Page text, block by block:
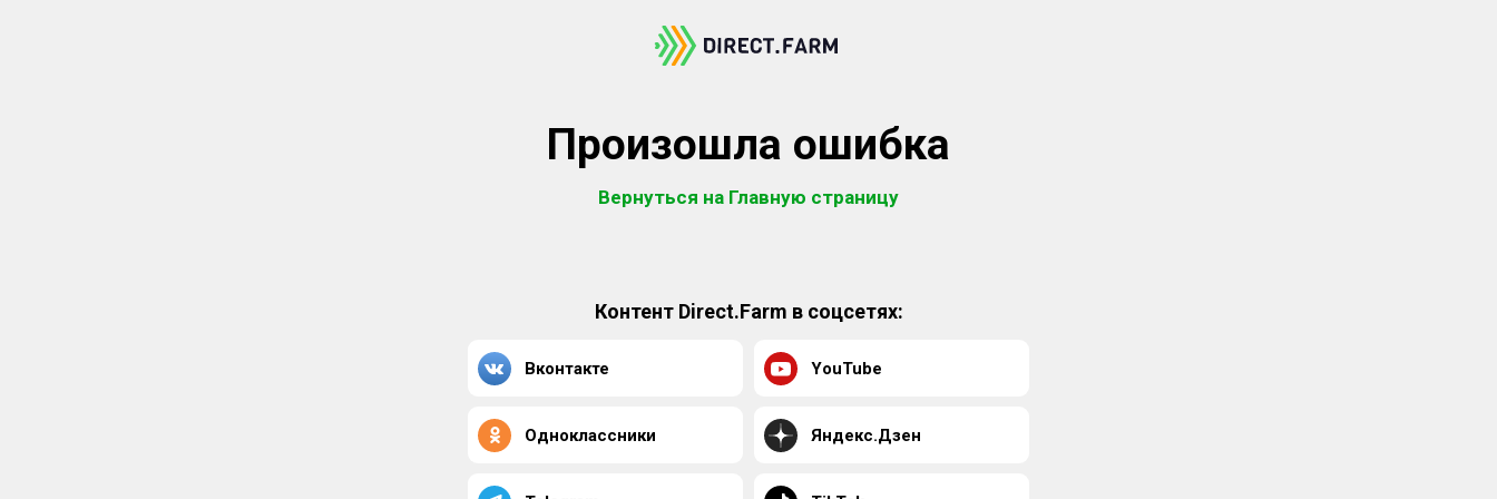
Произошла ошибка
Вернуться на Главную страницу
Контент Direct.Farm в соцсетях:
Вконтакте YouTube
Одноклассники Яндекс.Дзен